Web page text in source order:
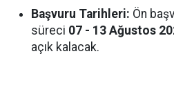
Başvuru Tarihleri: Ön
süreci 07 - 13 Ağustos
açık kalacak.